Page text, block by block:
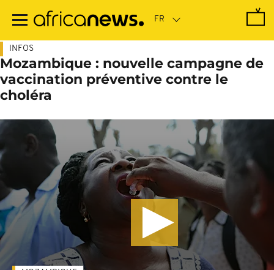
contenu
INFOS
Mozambique : nouvelle campagne de
vaccination préventive contre le
choléra